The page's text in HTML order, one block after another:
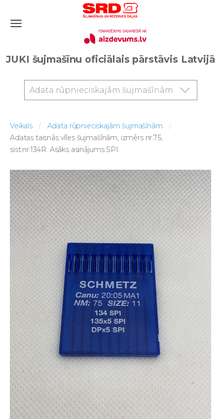
JUKI šujmašīnu oficiālais pārstāvis Latvijā
Adata rūpnieciskajām šujmašīnām
Veikals
Adata rūpnieciskajām šujmašīnām
Adatas taisnās vīles šujmašīnām, izmērs nr.75,
sist.nr.134R. Asāks asinājums SPI.